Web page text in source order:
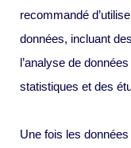
recommandé
données, incluant
l’analyse de
statistiques et des
Une fois les